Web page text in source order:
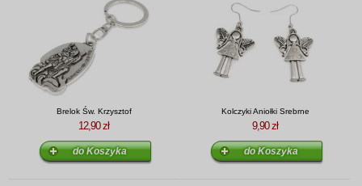
Brelok Św. Krzysztof
12,90 zł
Kolczyki Aniołki Srebrne
9,90 zł